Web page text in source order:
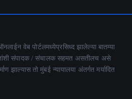
वेब पोर्टलमध्येप्रसिध्द झालेल्या बातम्या
संपादक / संचालक सहमत असतीलच असे
झाल्यास तो मुंबई न्यायालया अंतर्गत मर्यादित